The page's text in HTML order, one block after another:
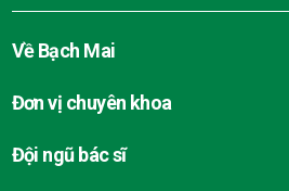
Về Bạch Mai
Đơn vị chuyên khoa
Đội ngũ bác sĩ